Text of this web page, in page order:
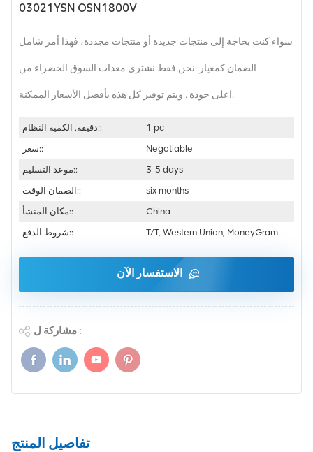
03021YSN OSN1800V
سواء كنت بحاجة إلى منتجات جديدة أو منتجات مجددة، فهذا أمر شامل
الضمان كمعيار. نحن فقط نشتري معدات السوق الخضراء من
اعلى جودة . ويتم توفير كل هذه بأفضل الأسعار الممكنة.
دقيقة. الكمية النظام::
1 pc
سعر::
Negotiable
موعد التسليم::
3-5 days
الضمان الوقت::
six months
مكان المنشأ::
China
شروط الدفع::
T/T, Western Union, MoneyGram
الاستفسار الآن
مشاركة ل :
تفاصيل المنتج